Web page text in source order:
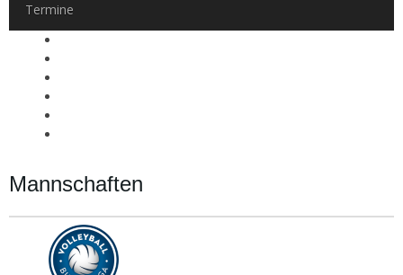
Termine
Mannschaften